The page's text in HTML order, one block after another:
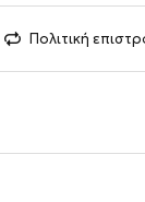
Πολιτική